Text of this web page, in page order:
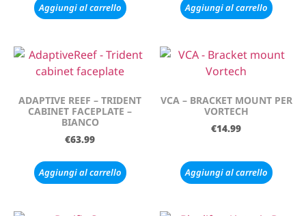
Aggiungi al carrello Aggiungi al carrello
ADAPTIVE REEF – TRIDENT
CABINET FACEPLATE –
BIANCO
€63.99
Aggiungi al carrello
VCA – BRACKET MOUNT PER
VORTECH
€14.99
Aggiungi al carrello